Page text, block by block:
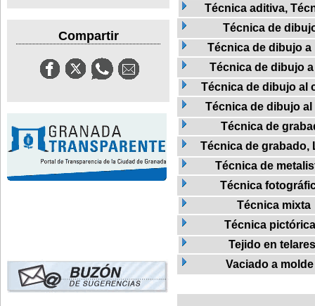
Compartir
Técnica aditiva,
Técnica de
Técnica de dibujo a
Técnica de dibujo
Técnica de dibujo al
Técnica de dibujo
Técnica de
Técnica de grabado,
Técnica de
Técnica
Técnica mixta
Técnica pictórica
Tejido en telares
Vaciado a molde